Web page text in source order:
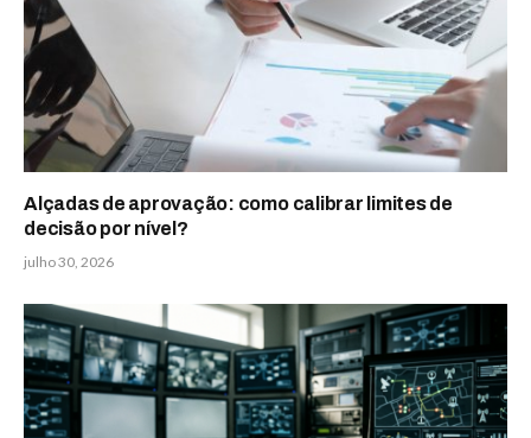
Alçadas de aprovação: como calibrar limites de
decisão por nível?
julho 30, 2026